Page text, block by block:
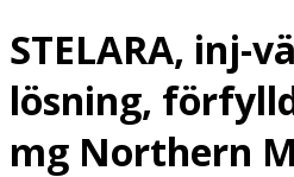
STELARA, inj-
lösning,
mg Northern